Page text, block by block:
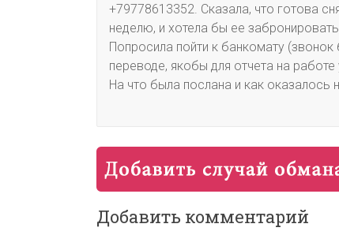
+79778613352. Сказала, что готова
неделю, и хотела бы ее
Попросила пойти к банкомату
переводе, якобы для отчета на
На что была послана и как оказалось
Добавить комментарий